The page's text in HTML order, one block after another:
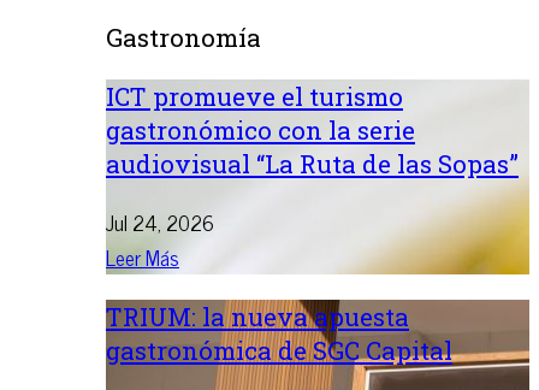
Gastronomía
ICT promueve el turismo
gastronómico con la serie
audiovisual “La Ruta de las Sopas”
Jul 24, 2026
Leer Más
TRIUM: la nueva apuesta
gastronómica de SGC Capital